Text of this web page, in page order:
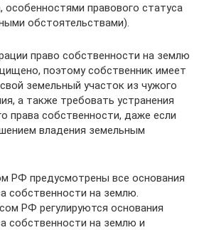
особенностями правового статуса
обстоятельствами).
право собственности на землю
поэтому собственник имеет
земельный участок из чужого
а также требовать устранения
права собственности, даже если
владения земельным
РФ предусмотрены все основания
собственности на землю.
РФ регулируются основания
собственности на землю и